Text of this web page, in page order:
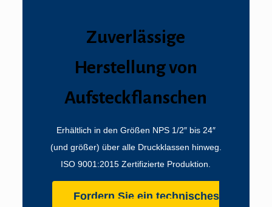
Zuverlässige
Herstellung von
Aufsteckflanschen
Erhältlich in den Größen NPS 1/2″ bis 24″
(und größer) über alle Druckklassen hinweg.
ISO 9001:2015 Zertifizierte Produktion.
Fordern Sie ein technisches